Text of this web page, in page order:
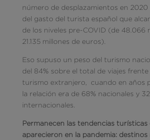
número de desplazamientos en 2020
del gasto del turista español que
de los niveles pre-COVID (de 48.066
21.135 millones de euros).
Eso supuso un peso del turismo
del 84% sobre el total de viajes frente
turismo extranjero, cuando en años
la relación era de 68% nacionales y
internacionales.
Permanecen las tendencias turísticas
aparecieron en la pandemia: destinos